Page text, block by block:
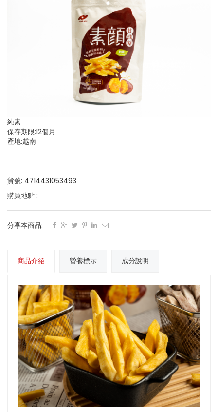
純素
保存期限:12個月
產地:越南
貨號: 4714431053493
購買地點 :
分享本商品:
商品介紹 營養標示 成分說明